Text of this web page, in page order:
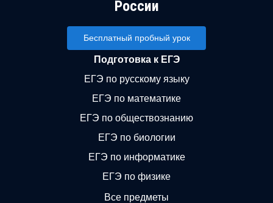
России
Бесплатный пробный урок
Подготовка к ЕГЭ
ЕГЭ по русскому языку
ЕГЭ по математике
ЕГЭ по обществознанию
ЕГЭ по биологии
ЕГЭ по информатике
ЕГЭ по физике
Все предметы